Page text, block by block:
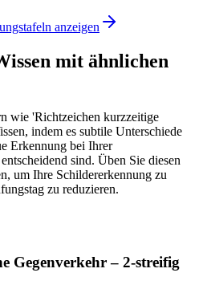
anzeigen
mit ähnlichen
wie 'Richtzeichen kurzzeitige
indem es subtile Unterschiede
Erkennung bei Ihrer
sind. Üben Sie diesen
um Ihre Schildererkennung zu
zu reduzieren.
Gegenverkehr – 2-streifig